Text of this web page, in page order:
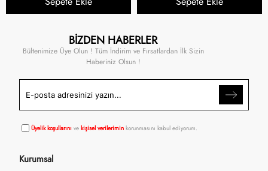
BİZDEN HABERLER
Bültenimize Üye Olun ! Tüm İndirim ve Fırsatlardan İlk Sizin
Haberiniz Olsun !
Üyelik koşullarını vekişisel verilerimin korunmasını kabul ediyorum.
Kurumsal